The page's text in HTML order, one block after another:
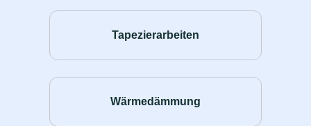
Tapezierarbeiten
Wärmedämmung